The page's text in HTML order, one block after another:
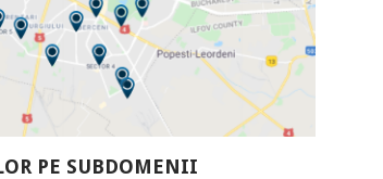
PE SUBDOMENII